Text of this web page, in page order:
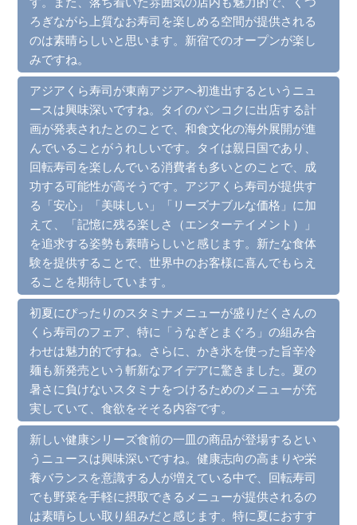
ろぎながら上質なお寿司を楽しめる空間が提供される
のは素晴らしいと思います。新宿でのオープンが楽し
みですね。
アジアくら寿司が東南アジアへ初進出するというニュ
ースは興味深いですね。タイのバンコクに出店する計
画が発表されたとのことで、和食文化の海外展開が進
んでいることがうれしいです。タイは親日国であり、
回転寿司を楽しんでいる消費者も多いとのことで、成
功する可能性が高そうです。アジアくら寿司が提供す
る「安心」「美味しい」「リーズナブルな価格」に加
えて、「記憶に残る楽しさ（エンターテイメント）」
を追求する姿勢も素晴らしいと感じます。新たな食体
験を提供することで、世界中のお客様に喜んでもらえ
ることを期待しています。
初夏にぴったりのスタミナメニューが盛りだくさんの
くら寿司のフェア、特に「うなぎとまぐろ」の組み合
わせは魅力的ですね。さらに、かき氷を使った旨辛冷
麺も新発売という斬新なアイデアに驚きました。夏の
暑さに負けないスタミナをつけるためのメニューが充
実していて、食欲をそそる内容です。
新しい健康シリーズ食前の一皿の商品が登場するとい
うニュースは興味深いですね。健康志向の高まりや栄
養バランスを意識する人が増えている中で、回転寿司
でも野菜を手軽に摂取できるメニューが提供されるの
は素晴らしい取り組みだと感じます。特に夏におすす